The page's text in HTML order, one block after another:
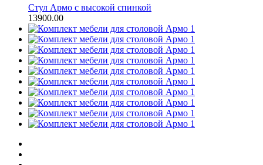
Стул Армо с высокой спинкой
13900.00